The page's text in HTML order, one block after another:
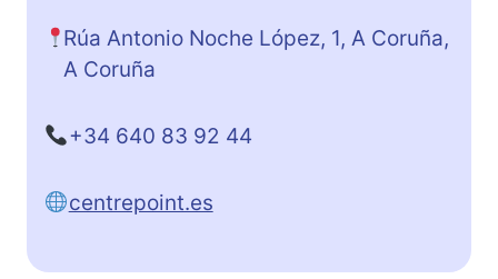
Rúa Antonio Noche López, 1, A Coruña,
A Coruña
+34 640 83 92 44
centrepoint.es